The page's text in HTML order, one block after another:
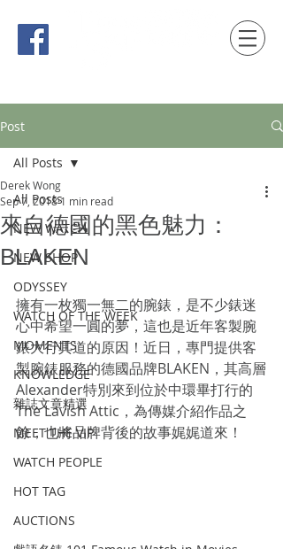
Post
All Posts
NEW WATCH
NEW SHOP
ODYSSEY
WATCH OF THE WEEK
MOMENTS
KNOWLEDGE
雜誌文章精選
MEET THE VIP
WATCH PEOPLE
HOT TAG
AUCTIONS
All Posts
來自德國的黑色魅力：
BLAKEN
Derek Wong
Sep 7, 20181 min read
擁有一枚獨一無二的腕錶，是不少錶迷
心中希望一圓的夢，這也是近年客製腕
錶大行其道的原因！近日，專門提供客
製腕錶服務的德國品牌BLAKEN，其高層
Alexander特別來到位於中環畢打行的
The Lavish Attic，為傳媒介紹作品之
餘，也將品牌背後的故事娓娓道來！